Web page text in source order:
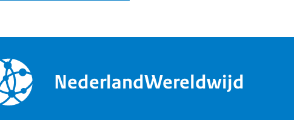
NederlandWereldwijd